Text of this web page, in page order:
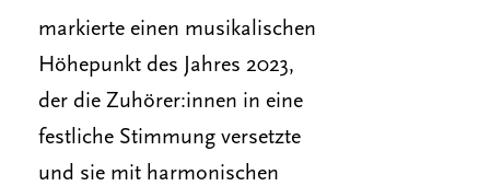
markierte einen musikalischen
Höhepunkt des Jahres 2023,
der die Zuhörer:innen in eine
festliche Stimmung versetzte
und sie mit harmonischen